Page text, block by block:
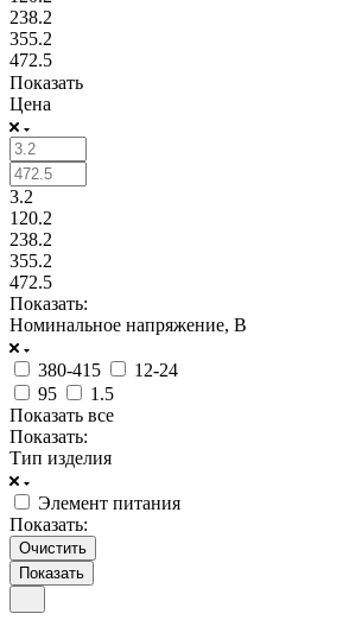
238.2
355.2
472.5
Показать
Цена
3.2
120.2
238.2
355.2
472.5
Показать:
Номинальное напряжение, В
380-415
12-24
95
1.5
Показать все
Показать:
Тип изделия
Элемент питания
Показать:
Очистить